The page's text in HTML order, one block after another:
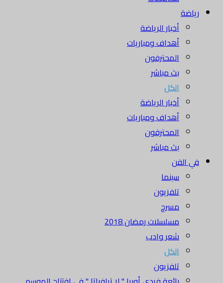
رياضة
أخبار الرياضة
أهداف ومباريات
المحترفون
بث مباشر
الكل
أخبار الرياضة
أهداف ومباريات
المحترفون
بث مباشر
في الفن
سينما
تلفزيون
مسرح
مسلسلات رمضان 2018
شعر وادب
الكل
تلفزيون